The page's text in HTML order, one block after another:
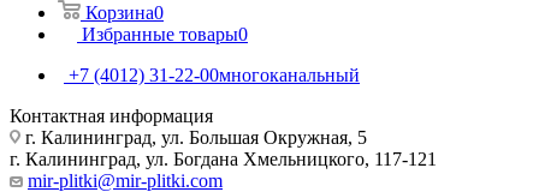
Корзина0
Избранные товары0
+7 (4012) 31-22-00многоканальный
Контактная информация
г. Калининград, ул. Большая Окружная, 5
г. Калининград, ул. Богдана Хмельницкого, 117-121
mir-plitki@mir-plitki.com